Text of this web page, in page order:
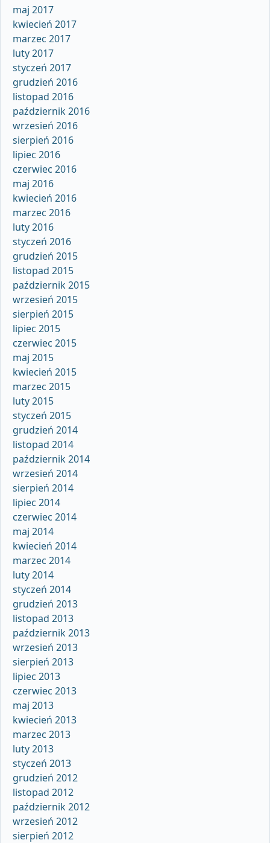
maj 2017
kwiecień 2017
marzec 2017
luty 2017
styczeń 2017
grudzień 2016
listopad 2016
październik 2016
wrzesień 2016
sierpień 2016
lipiec 2016
czerwiec 2016
maj 2016
kwiecień 2016
marzec 2016
luty 2016
styczeń 2016
grudzień 2015
listopad 2015
październik 2015
wrzesień 2015
sierpień 2015
lipiec 2015
czerwiec 2015
maj 2015
kwiecień 2015
marzec 2015
luty 2015
styczeń 2015
grudzień 2014
listopad 2014
październik 2014
wrzesień 2014
sierpień 2014
lipiec 2014
czerwiec 2014
maj 2014
kwiecień 2014
marzec 2014
luty 2014
styczeń 2014
grudzień 2013
listopad 2013
październik 2013
wrzesień 2013
sierpień 2013
lipiec 2013
czerwiec 2013
maj 2013
kwiecień 2013
marzec 2013
luty 2013
styczeń 2013
grudzień 2012
listopad 2012
październik 2012
wrzesień 2012
sierpień 2012